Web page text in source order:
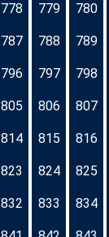
778 779 780
787 788 789
796 797 798
805 806 807
814 815 816
823 824 825
832 833 834